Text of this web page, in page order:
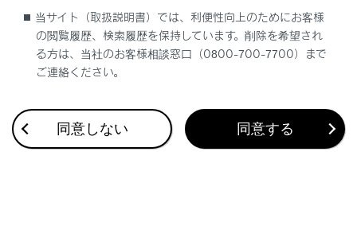
警告灯／表示灯
このページは役に立ちましたか？
当サイト（取扱説明書）では、利便性向上のためにお客様
の閲覧履歴、検索履歴を保持しています。削除を希望され
る方は、当社のお客様相談窓口（0800-700-7700）まで
ご連絡ください。
同意しない 同意する